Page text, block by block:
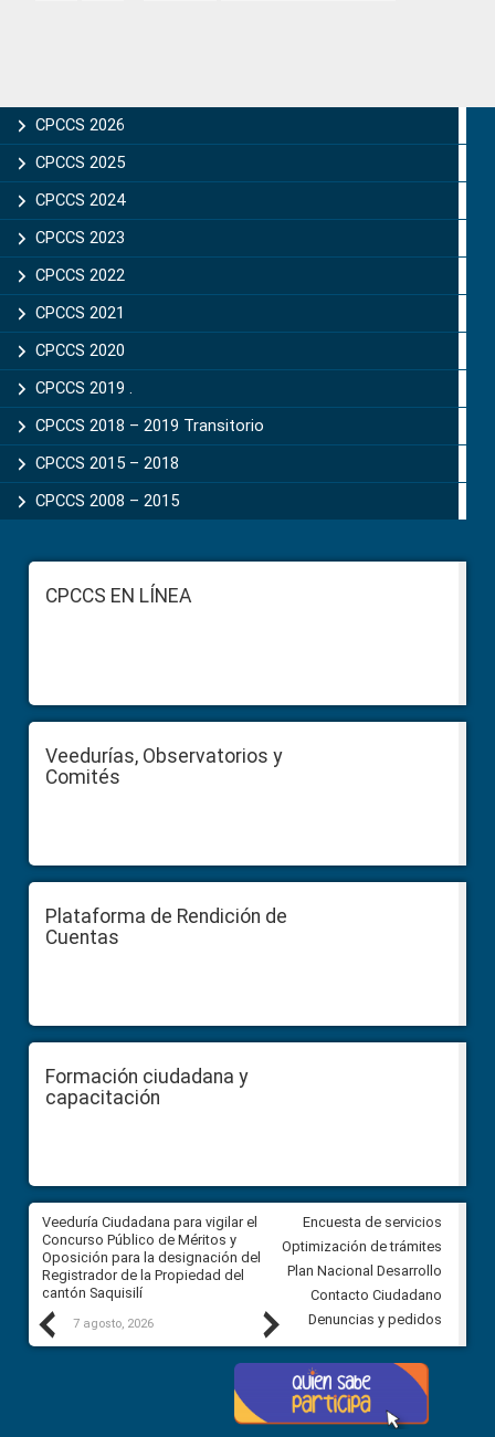
Primary
Sidebar
CPCCS 2026
CPCCS 2025
CPCCS 2024
CPCCS 2023
CPCCS 2022
CPCCS 2021
CPCCS 2020
CPCCS 2019 .
CPCCS 2018 – 2019 Transitorio
CPCCS 2015 – 2018
CPCCS 2008 – 2015
FooterCPCCS EN LÍNEA
Veedurías, Observatorios y
Comités
Plataforma de Rendición de
Cuentas
Formación ciudadana y
capacitación
Previous
Veeduría Ciudadana para vigilar el
Concurso Público de Méritos y
Oposición para la designación del
Registrador de la Propiedad del
cantón Saquisilí
7 agosto, 2026
Veeduría Ciudadana para
construcción del asfaltado de
Ballenita del cantón Santa
7 agosto, 2026
Next
Encuesta de servicios
Optimización de trámites
Plan Nacional Desarrollo
Contacto Ciudadano
Denuncias y pedidos